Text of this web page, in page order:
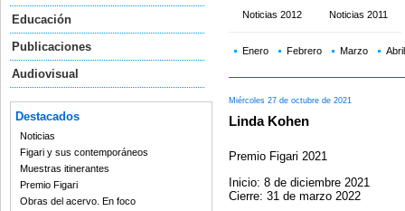
Educación
Publicaciones
Audiovisual
Destacados
Noticias
Figari y sus contemporáneos
Muestras itinerantes
Premio Figari
Obras del acervo. En foco
Noticias 2012 Noticias 2011
Enero Febrero Marzo Abril
Miércoles 27 de octubre de 2021
Linda Kohen
Premio Figari 2021
Inicio: 8 de diciembre 2021
Cierre: 31 de marzo 2022